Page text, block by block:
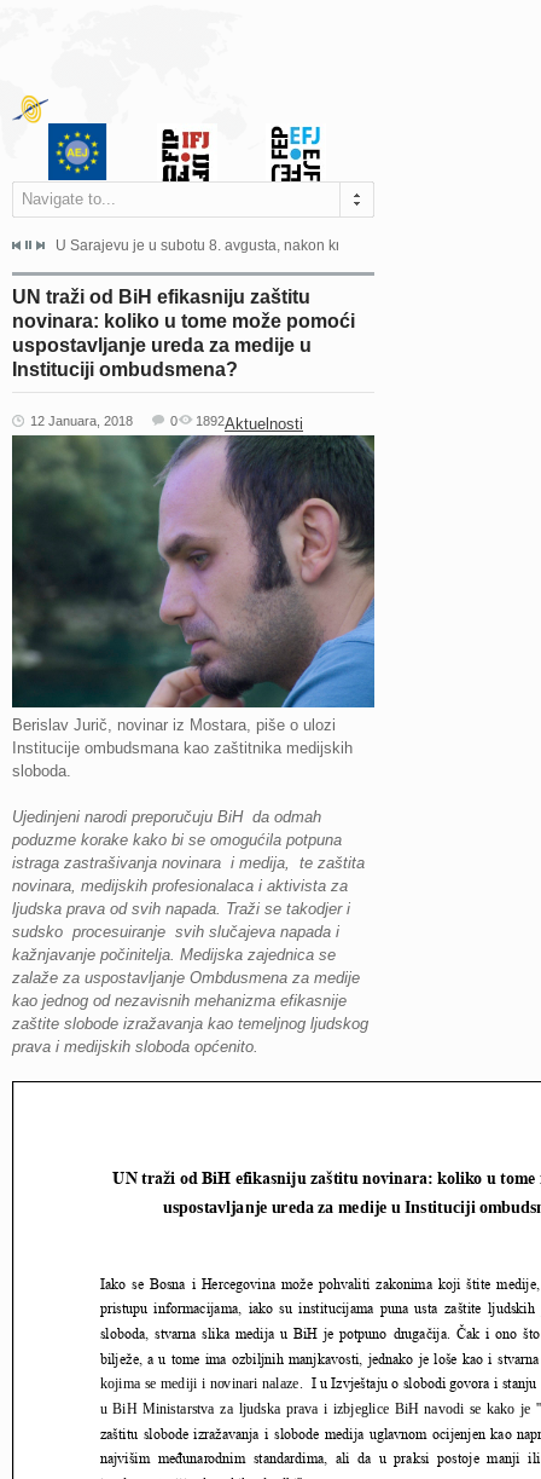
Navigate to...
na zahtjeve za pristup informacijama u zakonskom...
U Sarajevu je u subotu 8. avgusta, nakon kraće bolesti, preminuo
UN traži od BiH efikasniju zaštitu
novinara: koliko u tome može pomoći
uspostavljanje ureda za medije u
Instituciji ombudsmena?
12 Januara, 2018 Aktuelnosti
0 1892
Berislav Jurič, novinar iz Mostara, piše o ulozi
Institucije ombudsmana kao zaštitnika medijskih
sloboda.
Ujedinjeni narodi preporučuju BiH da odmah
poduzme korake kako bi se omogućila potpuna
istraga zastrašivanja novinara i medija, te zaštita
novinara, medijskih profesionalaca i aktivista za
ljudska prava od svih napada. Traži se takodjer i
sudsko procesuiranje svih slučajeva napada i
kažnjavanje počinitelja. Medijska zajednica se
zalaže za uspostavljanje Ombdusmena za medije
kao jednog od nezavisnih mehanizma efikasnije
zaštite slobode izražavanja kao temeljnog ljudskog
prava i medijskih sloboda općenito.